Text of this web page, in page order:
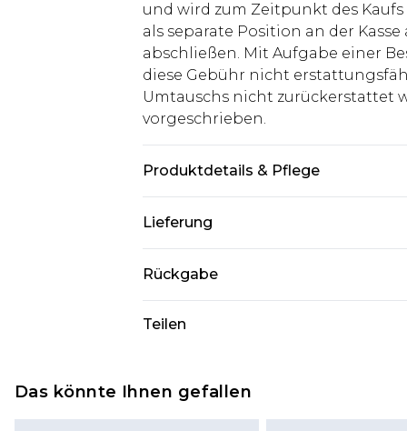
und wird zum Zeitpunkt des
als separate Position an der
abschließen. Mit Aufgabe einer
diese Gebühr nicht
Umtauschs nicht zurückerstattet
vorgeschrieben.
Produktdetails & Pflege
Lieferung
Deutschland Standardlieferung
Bis zu 8 Werktage
Deutschland Expresslieferung
Austria Standardlieferung
Bis zu 7 Werktage
Rückgabe
Kosmetikartikel, Piercing-
Teilen
Das könnte Ihnen gefallen